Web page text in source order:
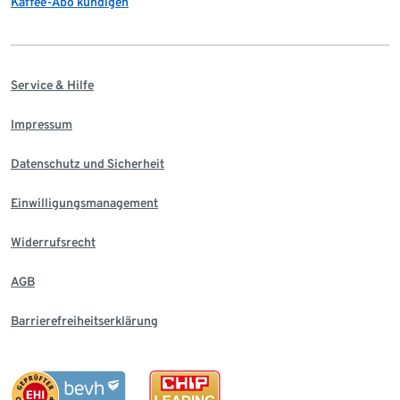
Service & Hilfe
Impressum
Datenschutz und Sicherheit
Einwilligungsmanagement
Widerrufsrecht
AGB
Barrierefreiheitserklärung